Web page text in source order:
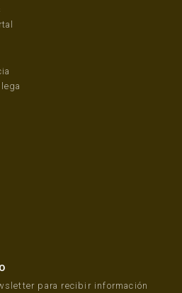
para recibir información